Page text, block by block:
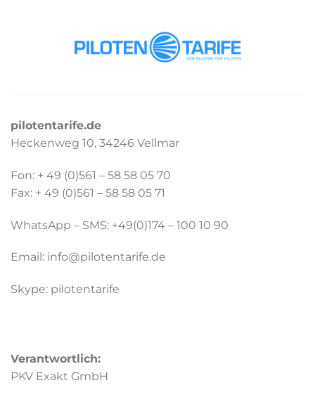
pilotentarife.de
Heckenweg 10, 34246 Vellmar
Fon: + 49 (0)561 – 58 58 05 70
Fax: + 49 (0)561 – 58 58 05 71
WhatsApp – SMS: +49(0)174 – 100 10 90
Email: info@pilotentarife.de
Skype: pilotentarife
Verantwortlich:
PKV Exakt GmbH